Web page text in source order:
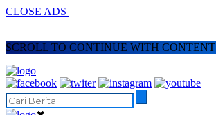
CLOSE ADS
SCROLL TO CONTINUE WITH CONTENT